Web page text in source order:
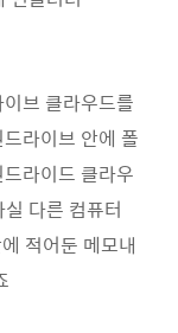
브 클라우드를
라이브 안에 폴
라이드 클라우
다른 컴퓨터
적어둔 메모내